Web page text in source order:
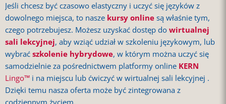
Jeśli chcesz być czasowo elastyczny i uczyć się języków z
dowolnego miejsca, to nasze kursy onlinesą właśnie tym,
czego potrzebujesz. Możesz uzyskać dostęp dowirtualnej
sali lekcyjnej, aby wziąć udział w szkoleniu językowym, lub
wybraćszkolenie hybrydowe, w którym można uczyć się
samodzielnie za pośrednictwem platformy online KERN
Lingo™ i na miejscu lub ćwiczyć wwirtualnej sali lekcyjnej .
Dzięki temu nasza oferta może być zintegrowana z